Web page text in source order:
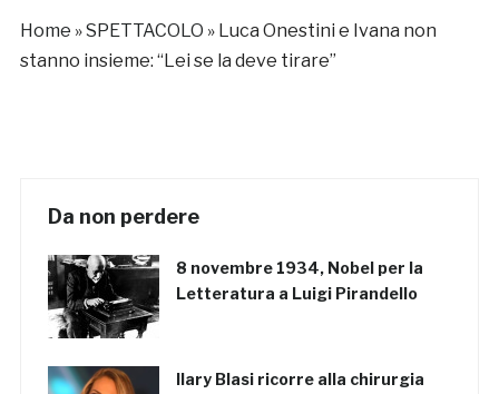
Home »SPETTACOLO » Luca Onestini e Ivana non
stanno insieme: “Lei se la deve tirare”
Da non perdere
8 novembre 1934, Nobel per la
Letteratura a Luigi Pirandello
Ilary Blasi ricorre alla chirurgia